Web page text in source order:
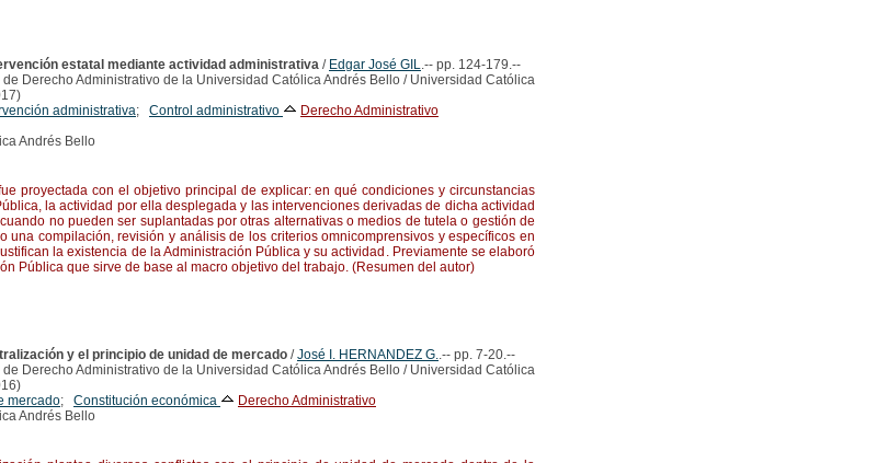
estatal mediante actividad administrativa / Edgar José GIL.-- pp. 124-179.--
Derecho Administrativo de la Universidad Católica Andrés Bello / Universidad Católica
administrativa; Control administrativo
Derecho Administrativo
Andrés Bello
proyectada con el objetivo principal de explicar: en qué condiciones y circunstancias
la actividad por ella desplegada y las intervenciones derivadas de dicha actividad
no pueden ser suplantadas por otras alternativas o medios de tutela o gestión de
una compilación, revisión y análisis de los criterios omnicomprensivos y específicos en
la existencia de la Administración Pública y su actividad. Previamente se elaboró
Pública que sirve de base al macro objetivo del trabajo. (Resumen del autor)
y el principio de unidad de mercado /José I. HERNANDEZ G..-- pp. 7-20.--
Derecho Administrativo de la Universidad Católica Andrés Bello / Universidad Católica
mercado; Constitución económica
Derecho Administrativo
Andrés Bello